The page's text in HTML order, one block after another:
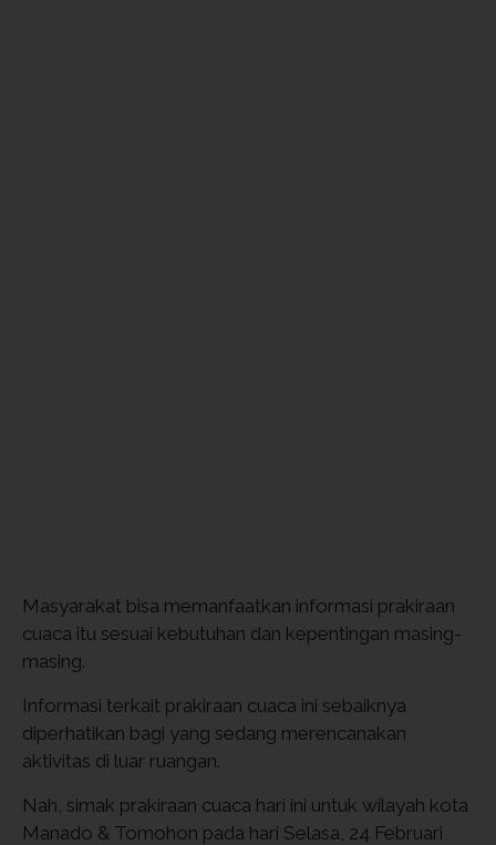
Masyarakat bisa memanfaatkan informasi prakiraan
cuaca itu sesuai kebutuhan dan kepentingan masing-
masing.
Informasi terkait prakiraan cuaca ini sebaiknya
diperhatikan bagi yang sedang merencanakan
aktivitas di luar ruangan.
Nah, simak prakiraan cuaca hari ini untuk wilayah kota
Manado & Tomohon pada hari Selasa, 24 Februari